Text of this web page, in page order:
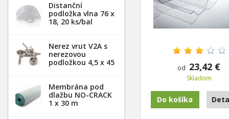
od 23,42 €
Skladom
Do košíka
Distanční
podložka vlna 76 x
18, 20 ks/bal
Nerez vrut V2A s
nerezovou
podložkou 4,5 x 45
Membrána pod
dlažbu NO-CRACK
1 x 30 m